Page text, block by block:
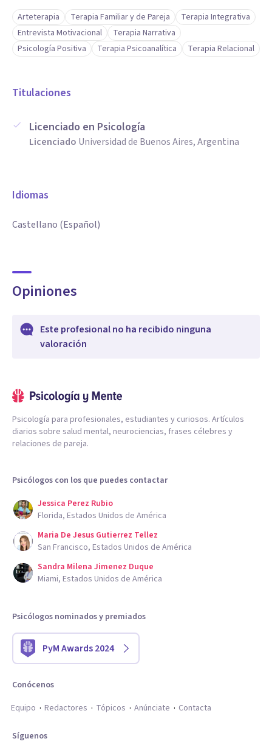
Arteterapia Terapia Familiar y de Pareja
Terapia Integrativa
Entrevista Motivacional
Terapia Narrativa
Psicología Positiva
Terapia Psicoanalítica Terapia Relacional
Titulaciones
Licenciado en Psicología
Licenciado Universidad de Buenos Aires, Argentina
Idiomas
Castellano (Español)
Opiniones
Este profesional no ha recibido ninguna
valoración
Psicología para profesionales, estudiantes y curiosos. Artículos
diarios sobre salud mental, neurociencias, frases célebres y
relaciones de pareja.
Psicólogos con los que puedes contactar
Jessica Perez Rubio
Florida, Estados Unidos de América
Maria De Jesus Gutierrez Tellez
San Francisco, Estados Unidos de América
Sandra Milena Jimenez Duque
Miami, Estados Unidos de América
Psicólogos nominados y premiados
PyM Awards 2024
Conócenos
Equipo
Redactores Tópicos Anúnciate Contacta
Síguenos